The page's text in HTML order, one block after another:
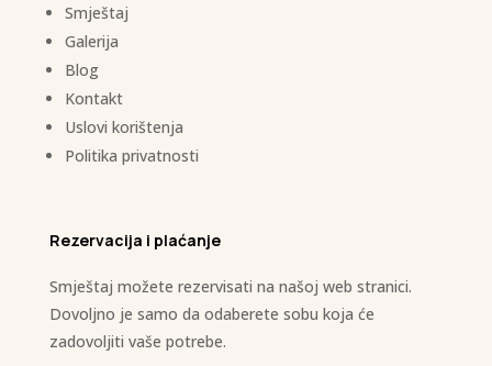
Smještaj
Galerija
Blog
Kontakt
Uslovi korištenja
Politika privatnosti
Rezervacija i plaćanje
Smještaj možete rezervisati na našoj web stranici.
Dovoljno je samo da odaberete sobu koja će
zadovoljiti vaše potrebe.